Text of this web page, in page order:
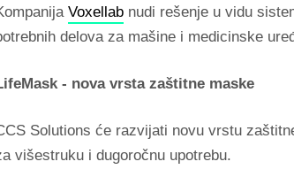
Voxellab nudi rešenje u vidu
delova za mašine i medicinske
- nova vrsta zaštitne maske
Solutions će razvijati novu vrstu
višestruku i dugoročnu upotrebu.